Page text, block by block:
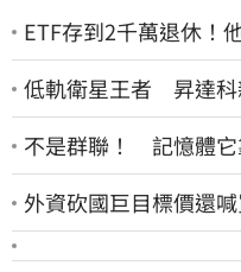
ETF存到2千萬退休！
低軌衛星王者 昇達科
不是群聯！ 記憶體它
外資砍國巨目標價還